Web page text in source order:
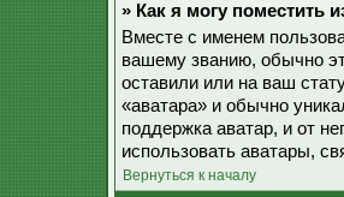
» Как я могу поместить
Вместе с именем
вашему званию, обычно
оставили или на ваш
«аватара» и обычно
поддержка аватар, и от
использовать аватары,
Вернуться к началу